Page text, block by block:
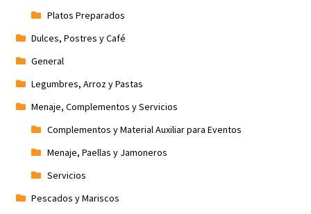
Platos Preparados
Dulces, Postres y Café
General
Legumbres, Arroz y Pastas
Menaje, Complementos y Servicios
Complementos y Material Auxiliar para Eventos
Menaje, Paellas y Jamoneros
Servicios
Pescados y Mariscos